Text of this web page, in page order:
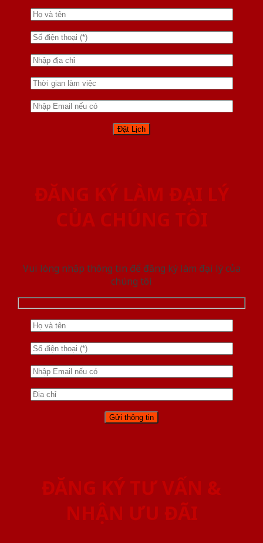
ĐĂNG KÝ LÀM ĐẠI LÝ
CỦA CHÚNG TÔI
Vui lòng nhập thông tin để đăng ký làm đại lý của
chúng tôi
ĐĂNG KÝ TƯ VẤN &
NHẬN ƯU ĐÃI